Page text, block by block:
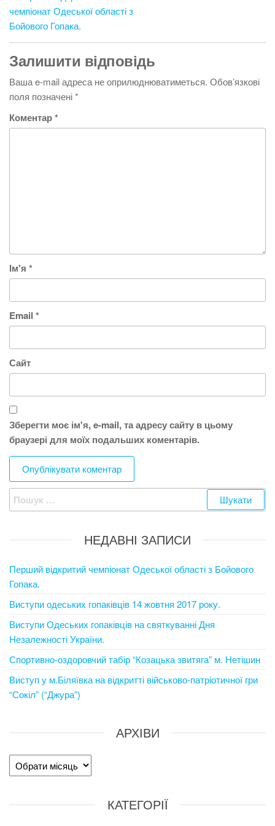
чемпіонат Одеської області з
Бойового Гопака.
Залишити відповідь
Ваша e-mail адреса не оприлюднюватиметься. Обов’язкові
поля позначені*
Коментар*
Ім'я *
Email *
Сайт
Зберегти моє ім'я, e-mail, та адресу сайту в цьому
браузері для моїх подальших коментарів.
Пошук:
НЕДАВНІ ЗАПИСИ
Перший відкритий чемпіонат Одеської області з Бойового
Гопака.
Виступи одеських гопаківців 14 жовтня 2017 року.
Виступи Одеських гопаківців на святкуванні Дня
Незалежності України.
Спортивно-оздоровчий табір “Козацька звитяга” м. Нетішин
Виступ у м.Біляївка на відкритті військово-патріотичної гри
“Сокіл” (“Джура”)
АРХІВИ
Архіви
КАТЕГОРІЇ